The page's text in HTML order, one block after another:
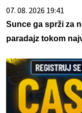
07. 08. 2026 19:41
Sunce ga sprži za
paradajz tokom